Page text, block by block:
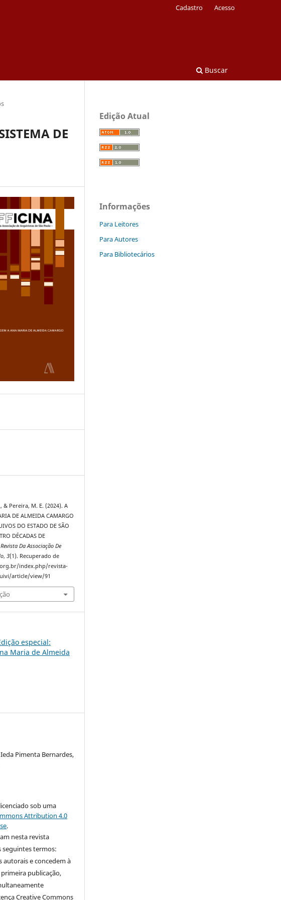
Buscar
Cadastro Acesso
DE
& Pereira, M. E. (2024). A
DE ALMEIDA CAMARGO
DO ESTADO DE SÃO
DÉCADAS DE
Da Associação De
,3(1). Recuperado de
index.php/revista-
article/view/91
especial:
Maria de Almeida
Pimenta Bernardes,
sob uma
Attribution 4.0
.
nesta revista
seguintes termos:
autorais e concedem à
publicação,
Creative Commons
Edição Atual
Informações
Para Leitores
Para Autores
Para Bibliotecários